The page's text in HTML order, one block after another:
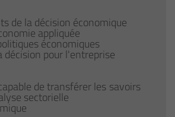
de la décision économique
appliquée
économiques
décision pour l'entreprise
de transférer les savoirs
sectorielle